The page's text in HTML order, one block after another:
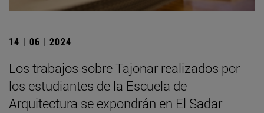
14 | 06 | 2024
Los trabajos sobre Tajonar realizados por
los estudiantes de la Escuela de
Arquitectura se expondrán en El Sadar